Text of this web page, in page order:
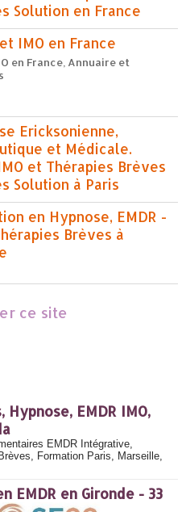
Solution en France
IMO en France
en France, Annuaire et
Ericksonienne,
et Médicale.
et Thérapies Brèves
Solution à Paris
en Hypnose, EMDR -
Brèves à
ce site
EMDR IMO,
EMDR Intégrative,
Formation Paris, Marseille,
EMDR en Gironde - 33